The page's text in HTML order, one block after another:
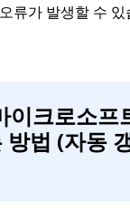
류가 발생할 수 있
이크로소프
방법 (자동